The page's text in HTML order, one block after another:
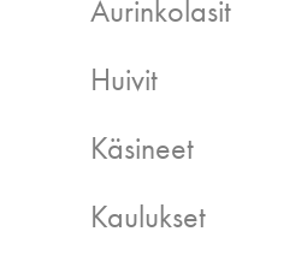
Aurinkolasit
Huivit
Käsineet
Kaulukset